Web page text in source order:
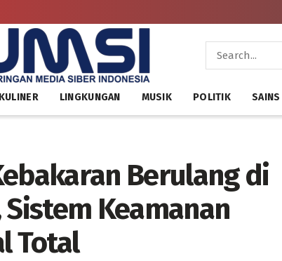
KULINER LINGKUNGAN MUSIK POLITIK SAINS
Berulang di
Keamanan
Total